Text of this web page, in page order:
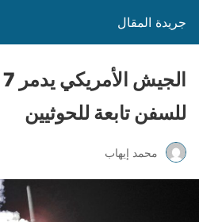
جريدة المقال
للسفن تابعة للحوثيين
محمد إيهاب